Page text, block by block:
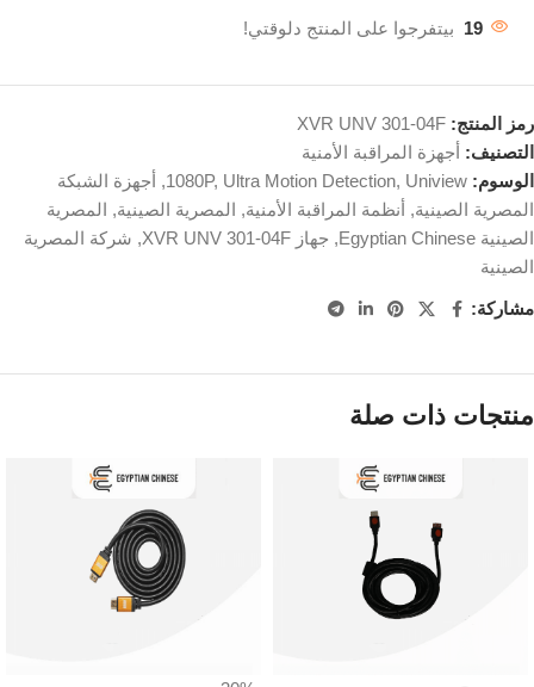
19 بيتفرجوا على المنتج دلوقتي!
رمز المنتج: XVR UNV 301-04F
التصنيف: أجهزة المراقبة الأمنية
الوسوم:
1080P, Ultra Motion Detection, Uniview
, أجهزة الشبكة
المصرية الصينية, أنظمة المراقبة الأمنية, المصرية الصينية, المصرية
الصينية Egyptian Chinese
, جهاز XVR UNV 301-04F , شركة المصرية
الصينية
مشاركة:
منتجات ذات صلة